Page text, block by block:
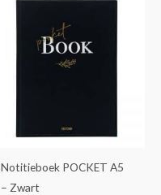
Notitieboek POCKET A5
– Zwart